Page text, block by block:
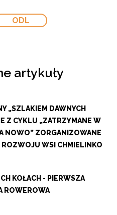
ODL
artykuły
„SZLAKIEM DAWNYCH
Z CYKLU „ZATRZYMANE W
NOWO” ZORGANIZOWANE
WSI CHMIELINKO
KOŁACH - PIERWSZA
ROWEROWA